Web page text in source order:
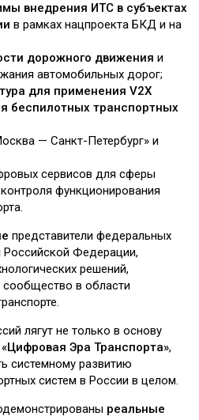
внедрения ИТС в субъектах
в рамках нацпроекта БКД и на
дорожного движения и
автомобильных дорог;
для применения V2X
беспилотных транспортных
— Санкт-Петербург» и
сервисов для сферы
функционирования
представители федеральных
Российской Федерации,
решений,
сообщество в области
лягут не только в основу
Эра Транспорта»,
системному развитию
систем в России в целом.
реальные